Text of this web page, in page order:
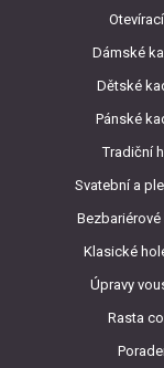
Dámské
Dětské
Pánské
Tradiční
Svatební a
Klasické
Úpravy
Rasta